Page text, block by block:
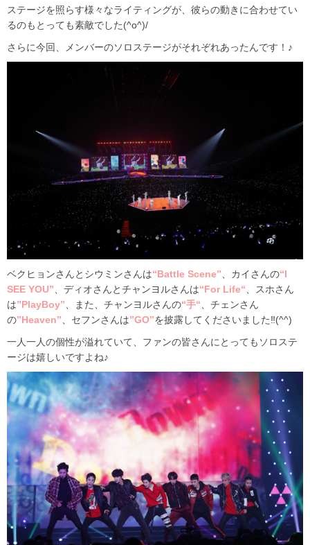
ステージを照らす様々なライティングが、彼らの動きに合わせてい
るのもとっても素敵でした(^o^)/
さらに今回、メンバーのソロステージがそれぞれあったんです！♪
ベクヒョンさんとシウミンさんは“Battle Scene” 、カイさんの“I
SEE YOU” 、ディオさんとチャンヨルさんは“For Life“ 、スホさん
は”PlayBoy” 、また、チャンヨルさんの“手“ 、チェンさん
の”Heaven” 、セフンさんは”GO”を披露してくださいました‼(^^)
一人一人の個性が溢れていて、ファンの皆さんにとってもソロステ
ージは嬉しいですよね♪